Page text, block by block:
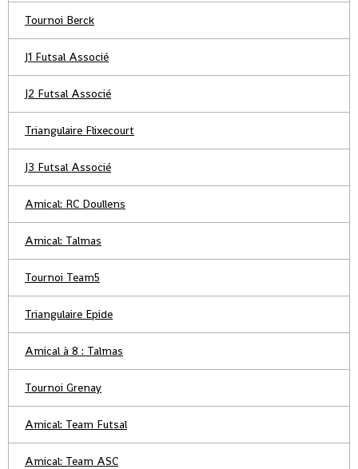
Tournoi Berck
J1 Futsal Associé
J2 Futsal Associé
Triangulaire Flixecourt
J3 Futsal Associé
Amical: RC Doullens
Amical: Talmas
Tournoi Team5
Triangulaire Epide
Amical à 8 : Talmas
Tournoi Grenay
Amical: Team Futsal
Amical: Team ASC